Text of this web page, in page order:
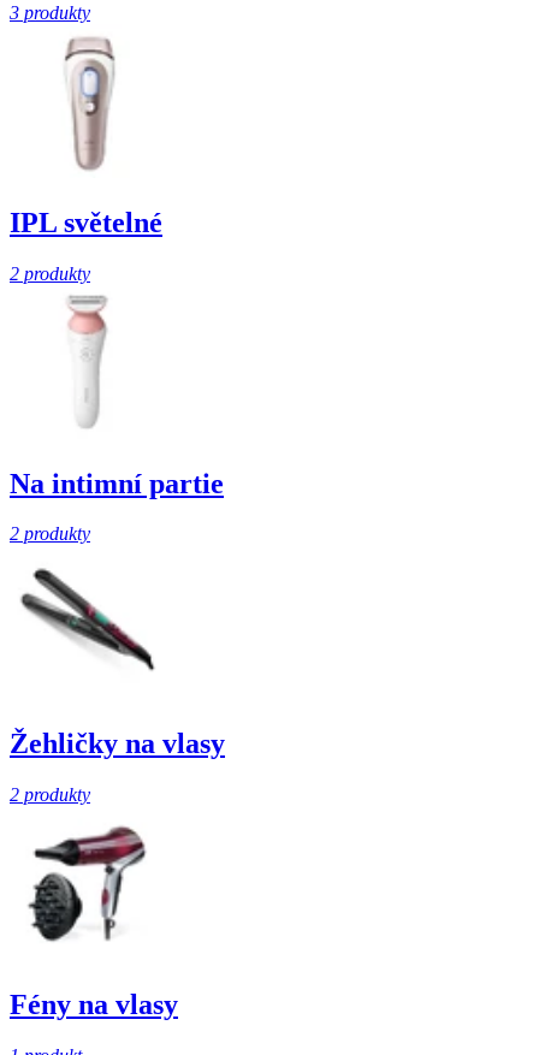
3 produkty
IPL světelné
2 produkty
Na intimní partie
2 produkty
Žehličky na vlasy
2 produkty
Fény na vlasy